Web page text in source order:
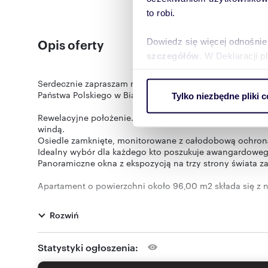
to robi.
Dowiedz się więcej
szczegółów . W Deklaracji
ruch w naszej witrynie.
reklamowym i
uzyskanymi podczas
Tylko niezbędne pliki
Opis oferty
Serdecznie zapraszam na prezentację luksusowego 3-
Państwa Polskiego w Białymstoku.
Rewelacyjne położenie. Unikalna nieruchomość
windą.
Osiedle zamknięte, monitorowane z całodobową
Idealny wybór dla każdego kto poszukuje
Panoramiczne okna z ekspozycją na trzy strony świata
Apartament o powierzchni około 96,00 m2 składa się z
- pokój/gabinet,
- łazienka z WC,
- każde pomieszczenie posiada wyjście na taras 70m2,
Lokal został zaprojektowany i wykończony z
Rozwiń
Statystyki ogłoszenia: